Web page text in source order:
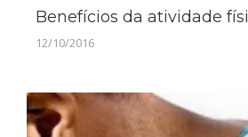
Benefícios da atividade
12/10/2016